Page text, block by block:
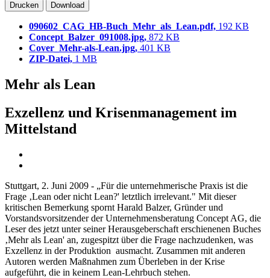
Drucken Download
090602_CAG_HB-Buch_Mehr_als_Lean.pdf, 192 KB
Concept_Balzer_091008.jpg, 872 KB
Cover_Mehr-als-Lean.jpg, 401 KB
ZIP-Datei, 1 MB
Mehr als Lean
Exzellenz und Krisenmanagement im
Mittelstand
Stuttgart, 2. Juni 2009 - „Für die unternehmerische Praxis ist die
Frage ‚Lean oder nicht Lean?' letztlich irrelevant." Mit dieser
kritischen Bemerkung spornt Harald Balzer, Gründer und
Vorstandsvorsitzender der Unternehmensberatung Concept AG, die
Leser des jetzt unter seiner Herausgeberschaft erschienenen Buches
‚Mehr als Lean' an, zugespitzt über die Frage nachzudenken, was
Exzellenz in der Produktion ausmacht. Zusammen mit anderen
Autoren werden Maßnahmen zum Überleben in der Krise
aufgeführt, die in keinem Lean-Lehrbuch stehen.